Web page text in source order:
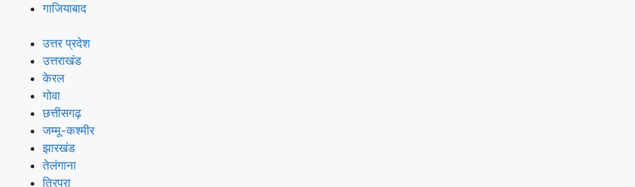
गाजियाबाद
उत्तर प्रदेश
उत्तराखंड
केरल
गोवा
छत्तीसगढ़
जम्मू-कश्मीर
झारखंड
तेलंगाना
त्रिपुरा